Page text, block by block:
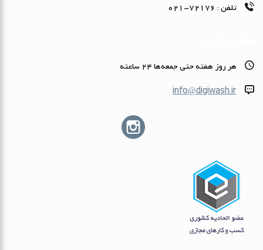
تلفن : 72176-021
هر روز هفته حتى جمعه‌ها 24 ساعته
info@digiwash.ir